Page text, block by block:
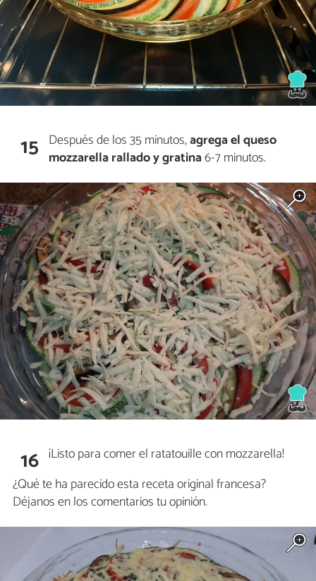
15 Después de los 35 minutos,agrega el queso
mozzarella rallado y gratina6-7 minutos.
16 ¡Listo para comer el ratatouille con mozzarella!
¿Qué te ha parecido esta receta original francesa?
Déjanos en los comentarios tu opinión.